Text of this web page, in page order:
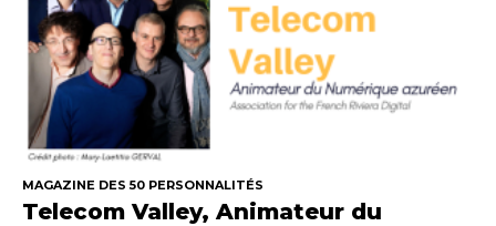
MAGAZINE DES 50 PERSONNALITÉS
Telecom Valley, Animateur du